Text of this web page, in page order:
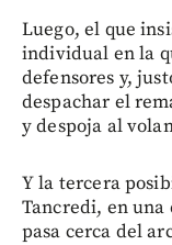
Luego, el que
individual en la
defensores y,
despachar el
y despoja al
Y la tercera
Tancredi, en
pasa cerca del